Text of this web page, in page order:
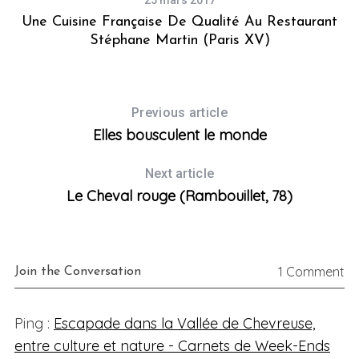
Une Cuisine Française De Qualité Au Restaurant
Stéphane Martin (Paris XV)
Previous article
Elles bousculent le monde
Next article
Le Cheval rouge (Rambouillet, 78)
Join the Conversation 1 Comment
Ping : Escapade dans la Vallée de Chevreuse,
entre culture et nature - Carnets de Week-Ends